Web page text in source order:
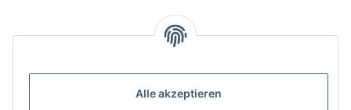
Alle akzeptieren